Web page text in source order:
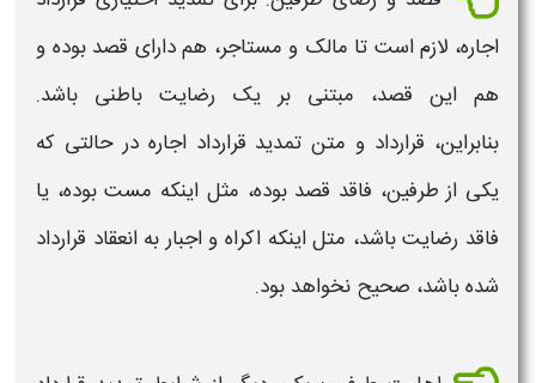
اجاره، لازم است تا مالک و مستاجر، هم دارای قصد بوده و
هم این قصد، مبتنی بر یک رضایت باطنی باشد.
بنابراین، قرارداد و متن تمدید قرارداد اجاره در حالتی که
یکی از طرفین، فاقد قصد بوده، مثل اینکه مست بوده، یا
فاقد رضایت باشد، متل اینکه اکراه و اجبار به انعقاد قرارداد
شده باشد، صحیح نخواهد بود.